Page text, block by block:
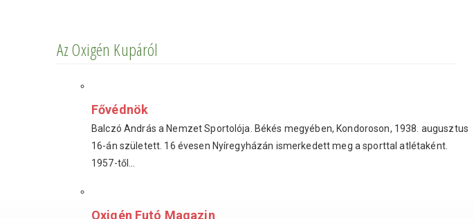
Az Oxigén Kupáról
Fővédnök
Balczó András a Nemzet Sportolója. Békés megyében, Kondoroson, 1938. augusztus
16-án született. 16 évesen Nyíregyházán ismerkedett meg a sporttal atlétaként.
1957-től...
Oxigén Futó Magazin